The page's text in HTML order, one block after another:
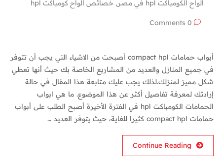
ألواح الكومباكت hpl في مصر
, خصائص ألواح كومباكت hpl
أبواب حمامات compact hpl أصبحت من الاشياء التي يجب أن تتوفر
في جميع المنازل والعديد من المشاريع الخاصة بك حيث أنها تعطي
شكل مميز لمنزلك.لذلك يجب عليك متابعة هذا المقال في حالة
إرادتك لمعرفة تفاصيل أكثر عن هذا الموضوع. ما هي ابواب
الحمامات الكومباكت hpl في الفترة الأخيرة أصبح الطلب على أبواب
حمامات compact hpl كثيرا للغاية، حيث يتوفر العديد …
Continue Reading